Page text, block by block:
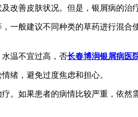
改善皮肤状况。但是，银屑病的治
一般建议不同种类的草药进行混
温不宜过高，否长春博润银屑病医
绪，避免过度焦虑和担心。
。如果患者的病情比较严重，依